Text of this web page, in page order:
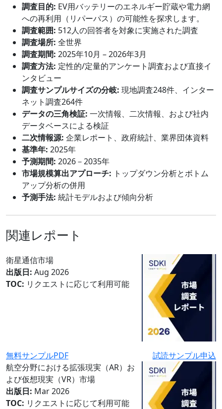
調査目的: EV用バッテリーのエネルギー貯蔵や電力網
への再利用（リパーパス）の可能性を探求します。
調査範囲: 512人の回答者を対象に実施された調査
調査場所: 全世界
調査期間: 2025年10月 – 2026年3月
調査方法: 定性的/定量的アンケート調査および直接イ
ンタビュー
調査サンプルサイズの分岐: 現地調査248件、インター
ネット調査264件
データの三角検証: 一次情報、二次情報、および社内
データベースによる検証
二次情報源: 企業レポート、政府統計、業界団体資料
基準年: 2025年
予測期間: 2026－2035年
市場規模算出アプローチ: トップダウン分析とボトム
アップ分析の併用
予測手法: 統計モデルおよび傾向分析
関連レポート
衛星通信市場
出版日: Aug 2026
TOC: リクエストに応じて利用可能
無料サンプルPDF
試読サンプル申込
航空分野における拡張現実（AR）お
よび仮想現実（VR）市場
出版日: Mar 2026
TOC: リクエストに応じて利用可能